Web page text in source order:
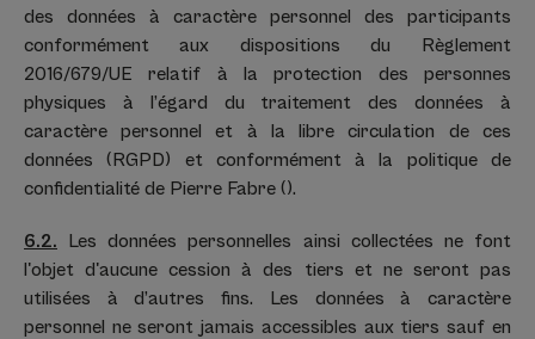
des données à caractère personnel des participants
conformément aux dispositions du Règlement
2016/679/UE relatif à la protection des personnes
physiques à l’égard du traitement des données à
caractère personnel et à la libre circulation de ces
données (RGPD) et conformément à la politique de
confidentialité de Pierre Fabre ().
6.2. Les données personnelles ainsi collectées ne font
l'objet d'aucune cession à des tiers et ne seront pas
utilisées à d’autres fins. Les données à caractère
personnel ne seront jamais accessibles aux tiers sauf en